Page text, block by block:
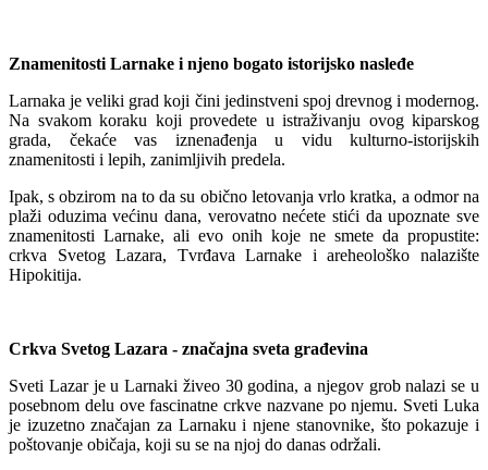
Znamenitosti Larnake i njeno bogato istorijsko nasleđe
Larnaka je veliki grad koji čini jedinstveni spoj drevnog i modernog.
Na svakom koraku koji provedete u istraživanju ovog kiparskog
grada, čekaće vas iznenađenja u vidu kulturno-istorijskih
znamenitosti i lepih, zanimljivih predela.
Ipak, s obzirom na to da su obično letovanja vrlo kratka, a odmor na
plaži oduzima većinu dana, verovatno nećete stići da upoznate sve
znamenitosti Larnake, ali evo onih koje ne smete da propustite:
crkva Svetog Lazara, Tvrđava Larnake i areheološko nalazište
Hipokitija.
Crkva Svetog Lazara - značajna sveta građevina
Sveti Lazar je u Larnaki živeo 30 godina, a njegov grob nalazi se u
posebnom delu ove fascinatne crkve nazvane po njemu. Sveti Luka
je izuzetno značajan za Larnaku i njene stanovnike, što pokazuje i
poštovanje običaja, koji su se na njoj do danas održali.